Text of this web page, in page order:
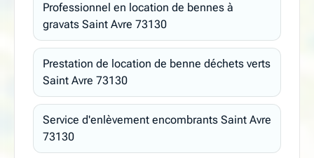
Professionnel en location de bennes à
gravats Saint Avre 73130
Prestation de location de benne déchets verts
Saint Avre 73130
Service d'enlèvement encombrants Saint Avre
73130